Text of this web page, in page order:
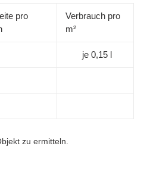
pro
Verbrauch pro
m²
je 0,15 l
zu ermitteln.